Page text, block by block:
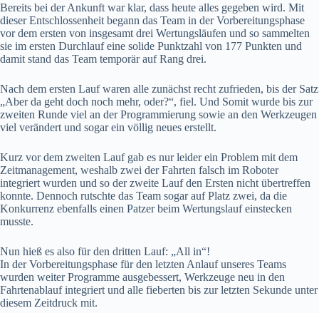
Bereits bei der Ankunft war klar, dass heute alles gegeben wird. Mit
dieser Entschlossenheit begann das Team in der Vorbereitungsphase
vor dem ersten von insgesamt drei Wertungsläufen und so sammelten
sie im ersten Durchlauf eine solide Punktzahl von 177 Punkten und
damit stand das Team temporär auf Rang drei.
Nach dem ersten Lauf waren alle zunächst recht zufrieden, bis der Satz
„Aber da geht doch noch mehr, oder?“, fiel. Und Somit wurde bis zur
zweiten Runde viel an der Programmierung sowie an den Werkzeugen
viel verändert und sogar ein völlig neues erstellt.
Kurz vor dem zweiten Lauf gab es nur leider ein Problem mit dem
Zeitmanagement, weshalb zwei der Fahrten falsch im Roboter
integriert wurden und so der zweite Lauf den Ersten nicht übertreffen
konnte. Dennoch rutschte das Team sogar auf Platz zwei, da die
Konkurrenz ebenfalls einen Patzer beim Wertungslauf einstecken
musste.
Nun hieß es also für den dritten Lauf: „All in“!
In der Vorbereitungsphase für den letzten Anlauf unseres Teams
wurden weiter Programme ausgebessert, Werkzeuge neu in den
Fahrtenablauf integriert und alle fieberten bis zur letzten Sekunde unter
diesem Zeitdruck mit.